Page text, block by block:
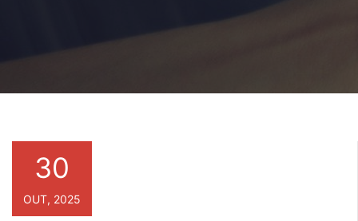
30
OUT, 2025